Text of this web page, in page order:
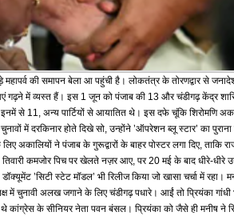
की समापन बेला आ पहुंची है। लोकतंत्र के तोरणद्वार से
गढ़ने में व्यस्त हैं। इस 1 जून को पंजाब की 13 और चंडीगढ़ केंद्र
इनमें से 11, अन्य पार्टियों से आयातित थे। इस दफे चूंकि शिरोमणि
में दरकिनार होते दिखे सो, उन्होंने ’ऑपरेशन ब्लू स्टार’ का
अकालियों ने पंजाब के गुरूद्वारों के बाहर पोस्टर लगा दिए,
तिवारी कमजोर पिच पर खेलते नज़र आए, पर 20 मई के बाद धीरे-धीरे
’सिटी स्टेट मॉडल’ भी रिलीज किया जो खासा चर्चा में
में चुनावी अलख जगाने के लिए चंडीगढ़ पधारे। आईं तो प्रियंका
कांग्रेस के सीनियर नेता पवन बंसल। प्रियंका को जैसे ही मनीष ने